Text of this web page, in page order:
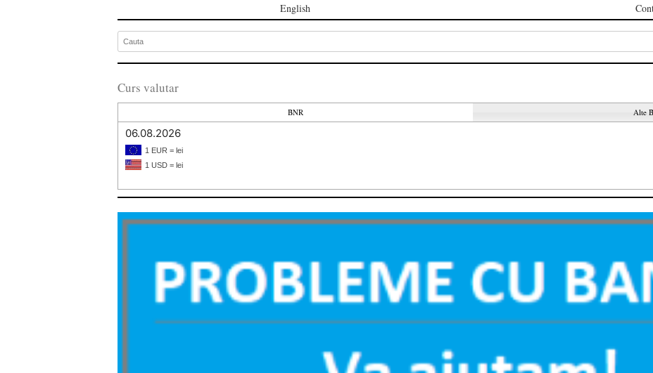
English
Curs valutar
BNR Alte
06.08.2026
1 EUR = lei
1 USD = lei